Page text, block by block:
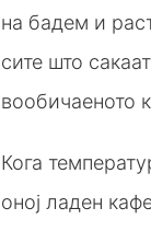
на бадем и
сите што
вообичаеното
Кога
оној ладен